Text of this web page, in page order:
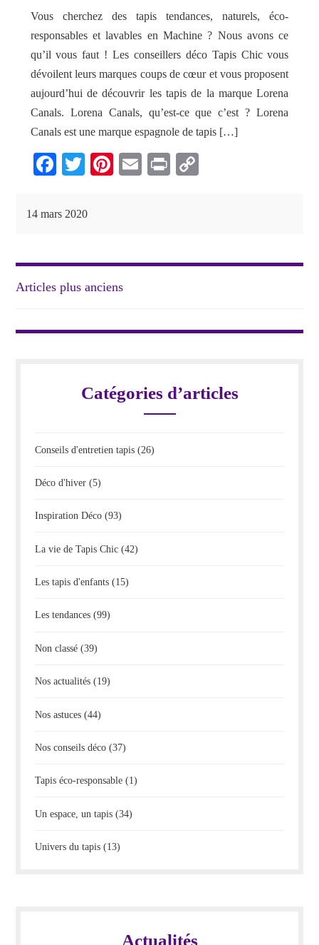
Vous cherchez des tapis tendances, naturels, éco-
responsables et lavables en Machine ? Nous avons ce
qu’il vous faut ! Les conseillers déco Tapis Chic vous
dévoilent leurs marques coups de cœur et vous proposent
aujourd’hui de découvrir les tapis de la marque Lorena
Canals. Lorena Canals, qu’est-ce que c’est ? Lorena
Canals est une marque espagnole de tapis […]
Fa
bo
T
tte
Pi
E
Pr
14 mars 2020
Navigation
Articles plus anciens
Catégories d’articles
Conseils d'entretien tapis (26)
Déco d'hiver (5)
Inspiration Déco (93)
La vie de Tapis Chic (42)
Les tapis d'enfants (15)
Les tendances (99)
Non classé (39)
Nos actualités (19)
Nos astuces (44)
Nos conseils déco (37)
Tapis éco-responsable (1)
Un espace, un tapis (34)
Univers du tapis (13)
Actualités